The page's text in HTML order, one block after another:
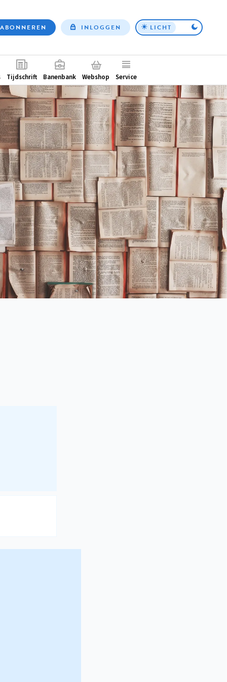
Top
ABONNEREN INLOGGEN LICHT
Tijdschrift Banenbank Webshop Service